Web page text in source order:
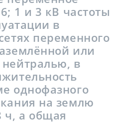
1 и 3 кВ частоты
в
переменного
или
в
однофазного
на землю
ч, а общая